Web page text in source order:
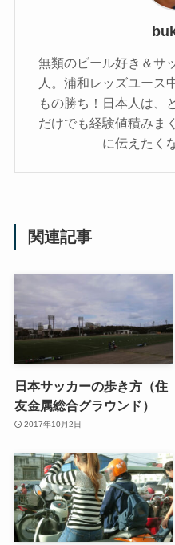
無類のビール好き＆サ
人。浦和レッズユース
もの勝ち！日本人は、
だけでも経験値積みま
に伝えたく
関連記事
日本サッカーの歩き方（住
友金属総合グラウンド）
2017年10月2日